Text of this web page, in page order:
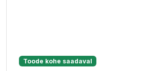
Toode kohe saadaval